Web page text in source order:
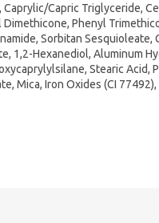
Capric Triglyceride,
Phenyl
Sorbitan Sesquioleate,
1,2-Hexanediol, Aluminum
Stearic Acid,
Mica, Iron Oxides (CI